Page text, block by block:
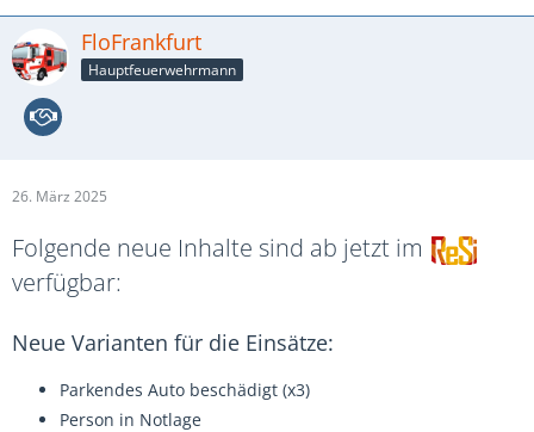
FloFrankfurt
Hauptfeuerwehrmann
26. März 2025
Folgende neue Inhalte sind ab jetzt im
verfügbar:
Neue Varianten für die Einsätze:
Parkendes Auto beschädigt (x3)
Person in Notlage